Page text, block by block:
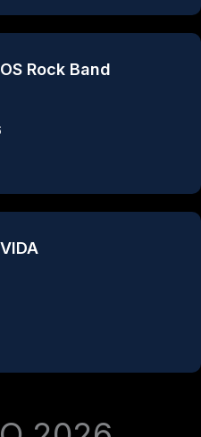
Rock Band